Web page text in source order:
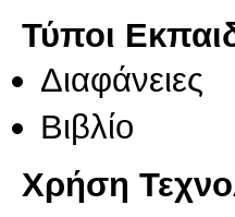
Τύποι
Διαφάνειες
Βιβλίο
Χρήση